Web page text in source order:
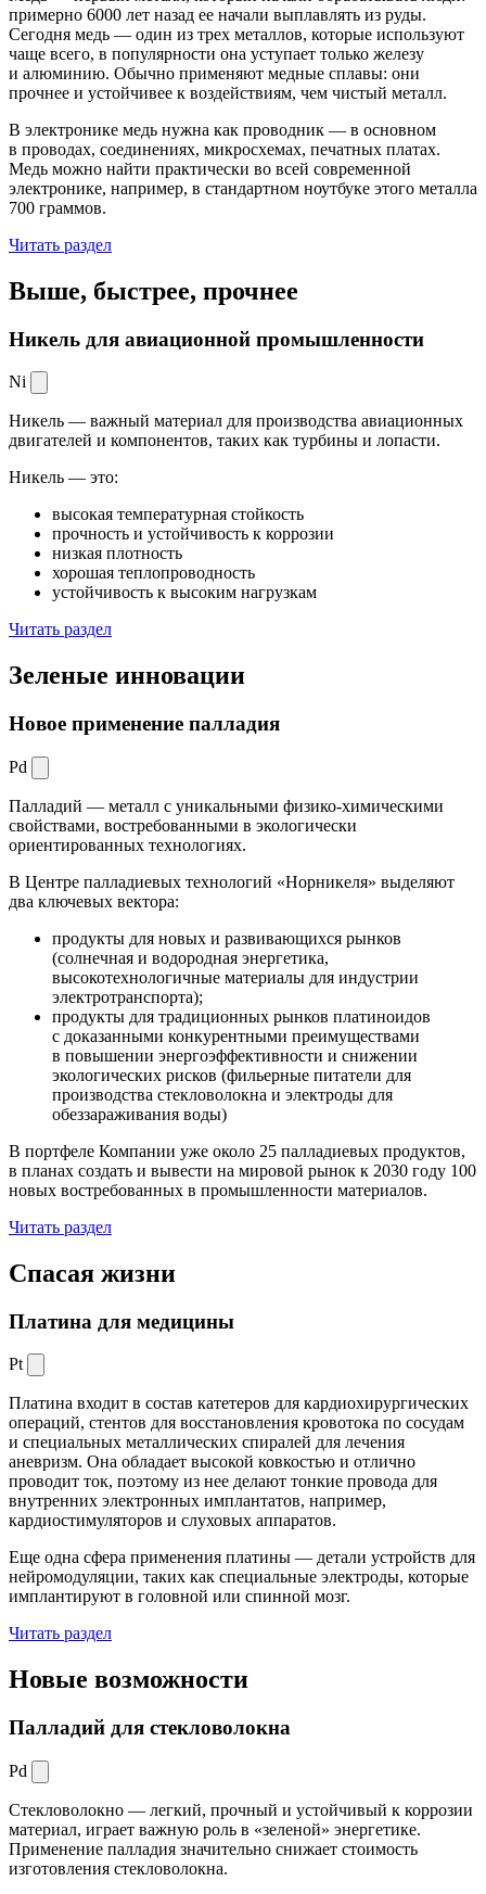
примерно 6000 лет назад ее начали выплавлять из руды.
Сегодня медь — один из трех металлов, которые используют
чаще всего, в популярности она уступает только железу
и алюминию. Обычно применяют медные сплавы: они
прочнее и устойчивее к воздействиям, чем чистый металл.
В электронике медь нужна как проводник — в основном
в проводах, соединениях, микросхемах, печатных платах.
Медь можно найти практически во всей современной
электронике, например, в стандартном ноутбуке этого металла
700 граммов.
Читать раздел
Выше, быстрее, прочнее
Никель для авиационной промышленности
Ni
Никель — важный материал для производства авиационных
двигателей и компонентов, таких как турбины и лопасти.
Никель — это:
высокая температурная стойкость
прочность и устойчивость к коррозии
низкая плотность
хорошая теплопроводность
устойчивость к высоким нагрузкам
Читать раздел
Зеленые инновации
Новое применение палладия
Pd
Палладий — металл с уникальными физико-химическими
свойствами, востребованными в экологически
ориентированных технологиях.
В Центре палладиевых технологий «Норникеля» выделяют
два ключевых вектора:
продукты для новых и развивающихся рынков
(солнечная и водородная энергетика,
высокотехнологичные материалы для индустрии
электротранспорта);
продукты для традиционных рынков платиноидов
с доказанными конкурентными преимуществами
в повышении энергоэффективности и снижении
экологических рисков (фильерные питатели для
производства стекловолокна и электроды для
обеззараживания воды)
В портфеле Компании уже около 25 палладиевых продуктов,
в планах создать и вывести на мировой рынок к 2030 году 100
новых востребованных в промышленности материалов.
Читать раздел
Спасая жизни
Платина для медицины
Pt
Платина входит в состав катетеров для кардиохирургических
операций, стентов для восстановления кровотока по сосудам
и специальных металлических спиралей для лечения
аневризм. Она обладает высокой ковкостью и отлично
проводит ток, поэтому из нее делают тонкие провода для
внутренних электронных имплантатов, например,
кардиостимуляторов и слуховых аппаратов.
Еще одна сфера применения платины — детали устройств для
нейромодуляции, таких как специальные электроды, которые
имплантируют в головной или спинной мозг.
Читать раздел
Новые возможности
Палладий для стекловолокна
Pd
Стекловолокно — легкий, прочный и устойчивый к коррозии
материал, играет важную роль в «зеленой» энергетике.
Применение палладия значительно снижает стоимость
изготовления стекловолокна.